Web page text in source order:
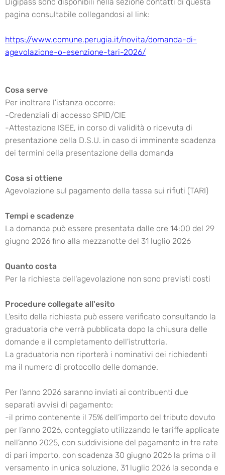
pagina consultabile collegandosi al link:
https://www.comune.perugia.it/novita/domanda-di-
agevolazione-o-esenzione-tari-2026/
Cosa serve
Per inoltrare l'istanza occorre:
-Credenziali di accesso SPID/CIE
-Attestazione ISEE, in corso di validità o ricevuta di
presentazione della D.S.U. in caso di imminente scadenza
dei termini della presentazione della domanda
Cosa si ottiene
Agevolazione sul pagamento della tassa sui rifiuti (TARI)
Tempi e scadenze
La domanda può essere presentata dalle ore 14:00 del 29
giugno 2026 fino alla mezzanotte del 31 luglio 2026
Quanto costa
Per la richiesta dell'agevolazione non sono previsti costi
Procedure collegate all'esito
L'esito della richiesta può essere verificato consultando la
graduatoria che verrà pubblicata dopo la chiusura delle
domande e il completamento dell'istruttoria.
La graduatoria non riporterà i nominativi dei richiedenti
ma il numero di protocollo delle domande.
Per l’anno 2026 saranno inviati ai contribuenti due
separati avvisi di pagamento:
-il primo contenente il 75% dell’importo del tributo dovuto
per l’anno 2026, conteggiato utilizzando le tariffe applicate
nell’anno 2025, con suddivisione del pagamento in tre rate
di pari importo, con scadenza 30 giugno 2026 la prima o il
versamento in unica soluzione, 31 luglio 2026 la seconda e